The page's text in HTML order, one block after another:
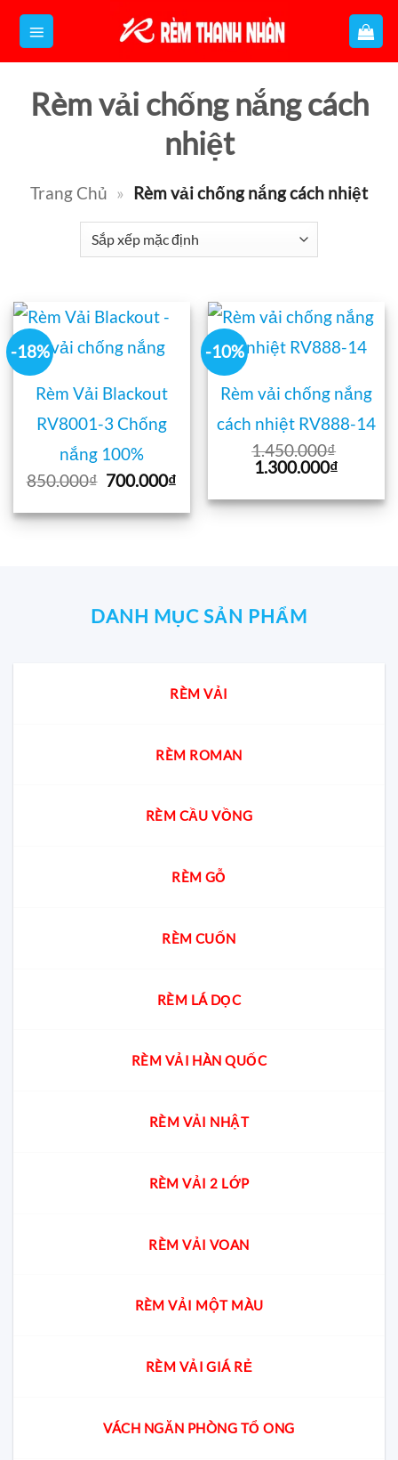
qua
Rèm vải chống nắng cách
nhiệt
Trang Chủ » Rèm vải chống nắng cách nhiệt
-18%
Rèm Vải Blackout
RV8001-3 Chống
nắng 100%
850.000₫ Giá
là:
700.000₫
hiện
tại
-10%
Rèm vải chống nắng
cách nhiệt RV888-14
1.450.000₫
Giá
là:
1.300.000₫
tại
DANH MỤC SẢN PHẨM
RÈM VẢI
RÈM ROMAN
RÈM CẦU VỒNG
RÈM GỖ
RÈM CUỐN
RÈM LÁ DỌC
RÈM VẢI HÀN QUỐC
RÈM VẢI NHẬT
RÈM VẢI 2 LỚP
RÈM VẢI VOAN
RÈM VẢI MỘT MÀU
RÈM VẢI GIÁ RẺ
VÁCH NGĂN PHÒNG TỔ ONG